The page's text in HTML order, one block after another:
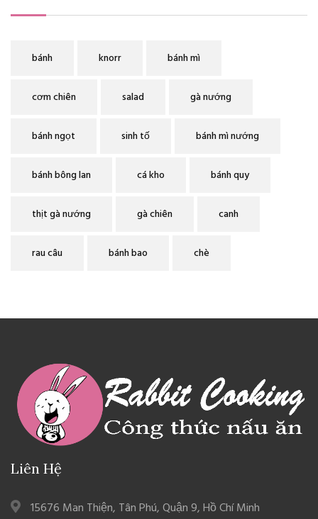
bánh knorr bánh mì
cơm chiên salad gà nướng
bánh ngọt sinh tố bánh mì nướng
bánh bông lan cá kho bánh quy
thịt gà nướng gà chiên canh
rau câu bánh bao chè
Liên Hệ
15676 Man Thiện, Tân Phú, Quận 9, Hồ Chí Minh